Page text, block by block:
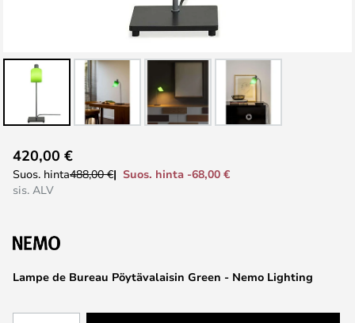
to
the
the
gallery
Lampe de Bureau Pöytävalaisin Green - Nemo Lighting
420,00 €
Suos. hinta488,00 €
Suos. hinta -68,00 €
sis. ALV